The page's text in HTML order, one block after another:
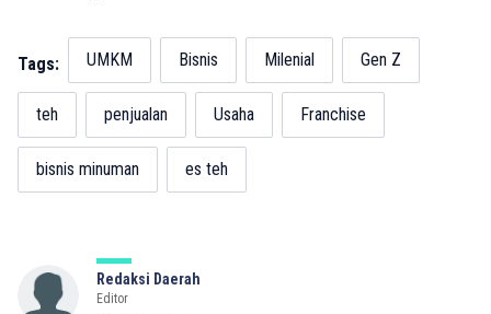
Tags: UMKM Bisnis Milenial Gen Z
teh penjualan Usaha Franchise
bisnis minuman es teh
Redaksi Daerah
Editor